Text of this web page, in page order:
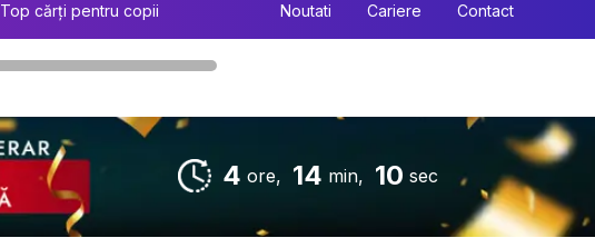
Top cărți pentru copii Noutati Cariere Contact
4 ore, 14 min, 9 sec